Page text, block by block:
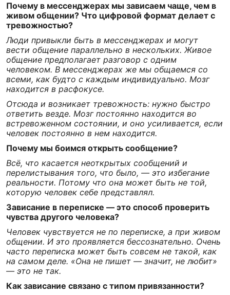
Почему в мессенджерах мы зависаем чаще, чем в
живом общении? Что цифровой формат делает с
тревожностью?
Люди привыкли быть в мессенджерах и могут
вести общение параллельно в нескольких. Живое
общение предполагает разговор с одним
человеком. В мессенджерах же мы общаемся со
всеми, как будто с каждым индивидуально. Мозг
находится в расфокусе.
Отсюда и возникает тревожность: нужно быстро
ответить везде. Мозг постоянно находится во
встревоженном состоянии, и оно усиливается, если
человек постоянно в нем находится.
Почему мы боимся открыть сообщение?
Всё, что касается неоткрытых сообщений и
перелистывания того, что было, — это избегание
реальности. Потому что она может быть не той,
которую человек себе представлял.
Зависание в переписке — это способ проверить
чувства другого человека?
Человек чувствуется не по переписке, а при живом
общении. И это проявляется бессознательно. Очень
часто переписка может быть совсем не такой, как
на самом деле. «Она не пишет — значит, не любит»
— это не так.
Как зависание связано с типом привязанности?